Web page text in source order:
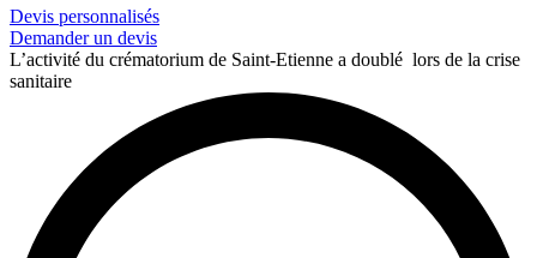
Devis personnalisés
Demander un devis
L’activité du crématorium de Saint-Etienne a doublé lors de la crise
sanitaire